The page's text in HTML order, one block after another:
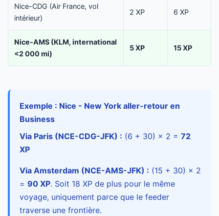
Nice-CDG (Air France, vol
intérieur)
2 XP 6 XP
Nice-AMS (KLM, international
<2 000 mi)
5 XP 15 XP
Exemple : Nice - New York aller-retour en
Business
Via Paris (NCE-CDG-JFK) : (6 + 30) × 2 = 72
XP
Via Amsterdam (NCE-AMS-JFK) : (15 + 30) × 2
= 90 XP. Soit 18 XP de plus pour le même
voyage, uniquement parce que le feeder
traverse une frontière.